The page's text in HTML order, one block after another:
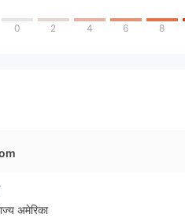
0 2 4 6 8
अमेरिका